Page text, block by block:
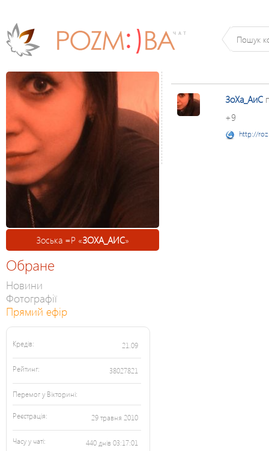
Зоська =Р «ЗОХА_АИС»
Обране
Новини
Фотографії
Прямий ефір
Кредів: 21.09
Рейтинг: 38027821
Перемог у Вікторині:
Реєстрація: 29 травня 2010
Часу у чаті: 440 днів 03:17:01
ЗоХа_АиС
+9
http://